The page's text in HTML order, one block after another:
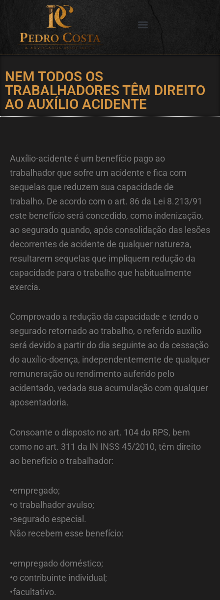
conteúdo
NEM TODOS OS
TRABALHADORES TÊM DIREITO
AO AUXÍLIO ACIDENTE
Auxílio-acidente é um benefício pago ao
trabalhador que sofre um acidente e fica com
sequelas que reduzem sua capacidade de
trabalho. De acordo com o art. 86 da Lei 8.213/91
este benefício será concedido, como indenização,
ao segurado quando, após consolidação das lesões
decorrentes de acidente de qualquer natureza,
resultarem sequelas que impliquem redução da
capacidade para o trabalho que habitualmente
exercia.
Comprovado a redução da capacidade e tendo o
segurado retornado ao trabalho, o referido auxílio
será devido a partir do dia seguinte ao da cessação
do auxílio-doença, independentemente de qualquer
remuneração ou rendimento auferido pelo
acidentado, vedada sua acumulação com qualquer
aposentadoria.
Consoante o disposto no art. 104 do RPS, bem
como no art. 311 da IN INSS 45/2010, têm direito
ao benefício o trabalhador:
•empregado;
•o trabalhador avulso;
•segurado especial.
Não recebem esse benefício:
•empregado doméstico;
•o contribuinte individual;
•facultativo.